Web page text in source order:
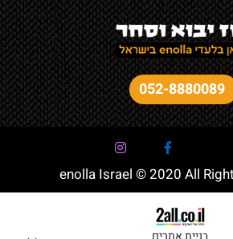
052-8880089
enolla Israel © 2020 All